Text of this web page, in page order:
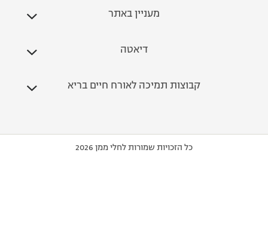
מעניין באתר
דיאטה
קבוצות תמיכה לאורח חיים בריא
כל הזכויות שמורות לחלי ממן 2026